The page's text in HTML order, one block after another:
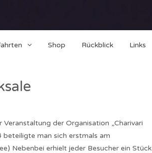
Shop Rückblick Links
der Organisation „Charivari
beteiligte man sich erstmals am
Nebenbei erhielt jeder Besucher ein Stück